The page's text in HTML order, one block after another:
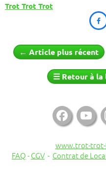
Trot Trot Trot

← Article plus récent
☰ Retour à
www.trot-
FAQ-CGV - Contrat de